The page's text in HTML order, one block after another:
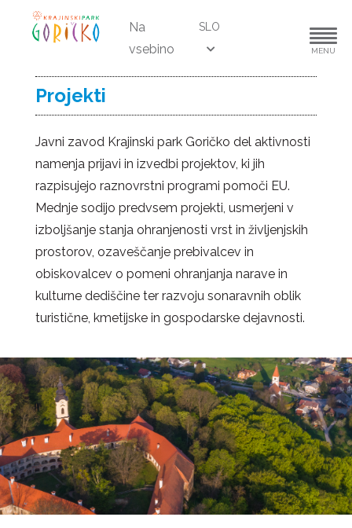
Na
vsebino
SLO
MENU
Projekti
Javni zavod Krajinski park Goričko del aktivnosti
namenja prijavi in izvedbi projektov, ki jih
razpisujejo raznovrstni programi pomoči EU.
Mednje sodijo predvsem projekti, usmerjeni v
izboljšanje stanja ohranjenosti vrst in življenjskih
prostorov, ozaveščanje prebivalcev in
obiskovalcev o pomeni ohranjanja narave in
kulturne dediščine ter razvoju sonaravnih oblik
turistične, kmetijske in gospodarske dejavnosti.